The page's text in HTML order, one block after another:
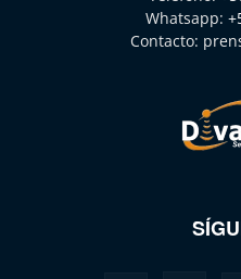
Whatsapp:
Contacto: